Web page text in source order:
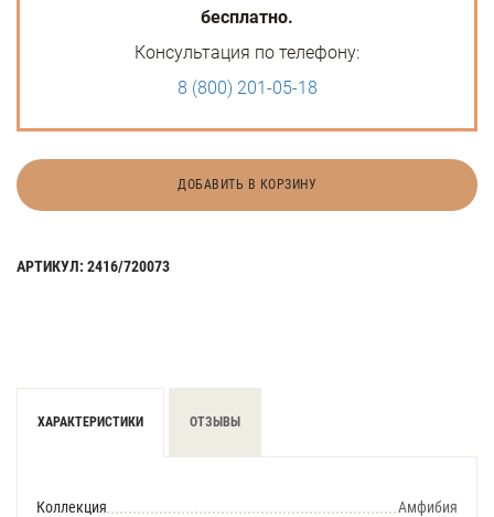
бесплатно.
Консультация по телефону:
8 (800) 201-05-18
ДОБАВИТЬ В КОРЗИНУ
АРТИКУЛ: 2416/720073
ХАРАКТЕРИСТИКИ ОТЗЫВЫ
Коллекция
Амфибия